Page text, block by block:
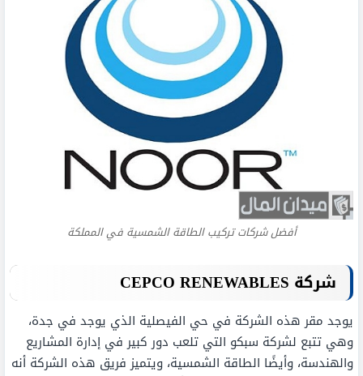
أفضل شركات تركيب الطاقة الشمسية في المملكة
شركة CEPCO RENEWABLES
يوجد مقر هذه الشركة في حي الفيصلية الذي يوجد في جدة،
وهي تتبع لشركة سبكو التي تلعب دور كبير في إدارة المشاريع
والهندسة، وأيضًا الطاقة الشمسية، ويتميز فريق هذه الشركة أنه